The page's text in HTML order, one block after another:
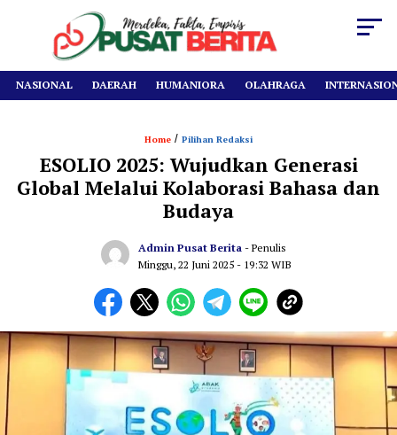
NASIONAL DAERAH HUMANIORA OLAHRAGA
Home / Pilihan Redaksi
ESOLIO 2025: Wujudkan Generasi
Global Melalui Kolaborasi Bahasa dan
Budaya
Admin Pusat Berita - Penulis
Minggu, 22 Juni 2025 - 19:32 WIB